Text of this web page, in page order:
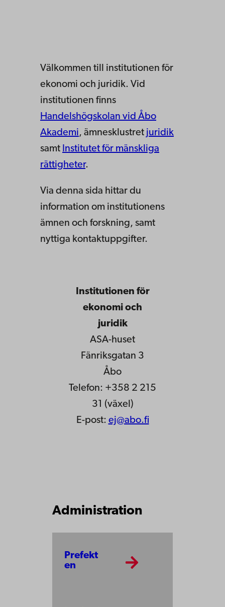
Välkommen till institutionen för
ekonomi och juridik. Vid
institutionen finns
Handelshögskolan vid Åbo
Akademi, ämnesklustret juridik
samt Institutet för mänskliga
rättigheter.
Via denna sida hittar du
information om institutionens
ämnen och forskning, samt
nyttiga kontaktuppgifter.
Institutionen för
ekonomi och
juridik
ASA-huset
Fänriksgatan 3
Åbo
Telefon: +358 2 215
31 (växel)
E-post: ej@abo.fi
Administration
Prefekt
en